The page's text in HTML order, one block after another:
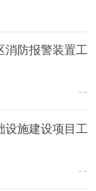
消防报警装置工
--
设施建设项目工
--